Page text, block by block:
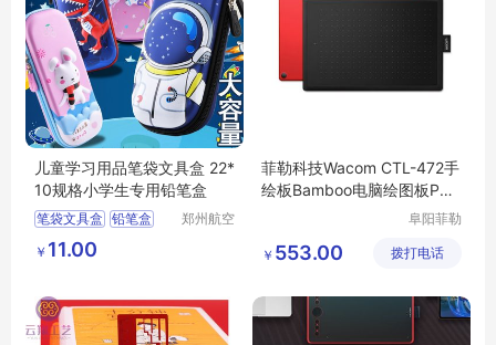
儿童学习用品笔袋文具盒 22*
10规格小学生专用铅笔盒
笔袋文具盒 铅笔盒
小学生笔盒
儿童学习用品
郑州航空
￥ 11.00
菲勒科技Wacom CTL-472手
绘板Bamboo电脑绘图板PS
阜阳菲勒
公司
￥ 553.00 拨打电话